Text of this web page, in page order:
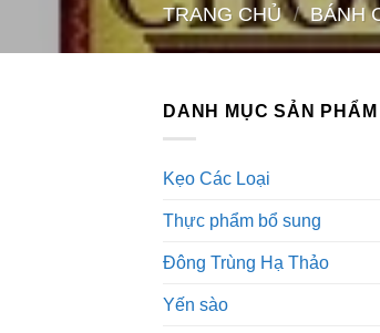
TRANG CHỦ / BÁNH
DANH MỤC SẢN PHẨM
Kẹo Các Loại
Thực phẩm bổ sung
Đông Trùng Hạ Thảo
Yến sào